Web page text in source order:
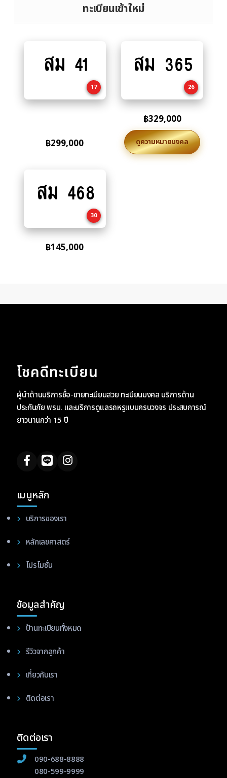
ทะเบียนเข้าใหม่
to
สม 41
17
฿299,000
to
สม 365
26
฿329,000
ดูความหมายมงคล
to
สม 468
30
฿145,000
โชคดีทะเบียน
ผู้นำด้านบริการซื้อ-ขายทะเบียนสวย ทะเบียนมงคล บริการด้าน
ประกันภัย พรบ. และบริการดูแลรถหรูแบบครบวงจร ประสบการณ์
ยาวนานกว่า 15 ปี
เมนูหลัก
บริการของเรา
หลักเลขศาสตร์
โปรโมชั่น
ข้อมูลสำคัญ
ป้านทะเบียนทั้งหมด
รีวิวจากลูกค้า
เกี่ยวกับเรา
ติดต่อเรา
ติดต่อเรา
090-688-8888
080-599-9999